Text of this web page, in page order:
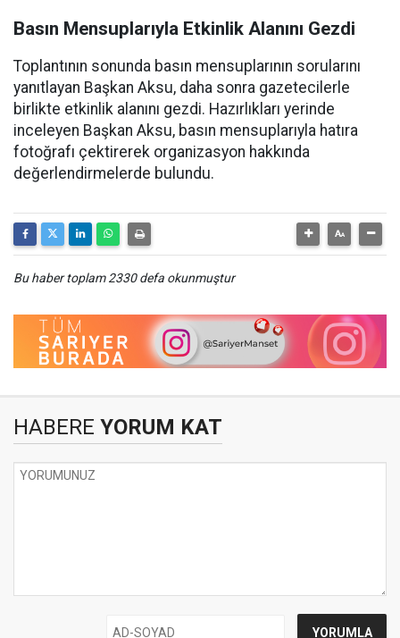
Basın Mensuplarıyla Etkinlik Alanını Gezdi
Toplantının sonunda basın mensuplarının sorularını
yanıtlayan Başkan Aksu, daha sonra gazetecilerle
birlikte etkinlik alanını gezdi. Hazırlıkları yerinde
inceleyen Başkan Aksu, basın mensuplarıyla hatıra
fotoğrafı çektirerek organizasyon hakkında
değerlendirmelerde bulundu.
Bu haber toplam 2330 defa okunmuştur
HABERE YORUM KAT